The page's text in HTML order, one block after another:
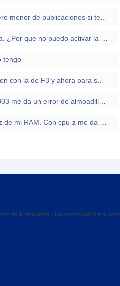
tengo
de la tecnología. Una comunidad que te